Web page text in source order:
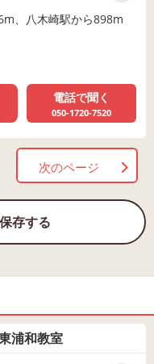
、八木崎駅から898m
電話で聞く
050-1720-7520
次のページ
存する
浦和教室